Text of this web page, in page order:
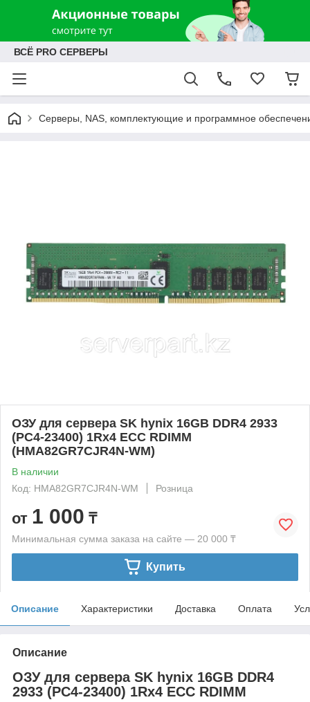
ВСЁ PRO СЕРВЕРЫ
Серверы, NAS, комплектующие и программное
ОЗУ для сервера SK hynix 16GB DDR4 2933
(PC4-23400) 1Rx4 ECC RDIMM
(HMA82GR7CJR4N-WM)
В наличии
Код: HMA82GR7CJR4N-WM
Розница
от 1 000 ₸
Минимальная сумма заказа на сайте — 20 000 ₸
Купить
Описание Характеристики Доставка Оплата
Описание
ОЗУ для сервера SK hynix 16GB DDR4
2933 (PC4-23400) 1Rx4 ECC RDIMM